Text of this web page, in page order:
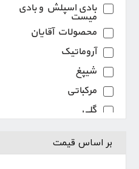
بادی اسپلش و بادی
میست
محصولات آقایان
آروماتیک
شیپغ
مرکباتی
گلی
کهربایی
بر اساس قیمت